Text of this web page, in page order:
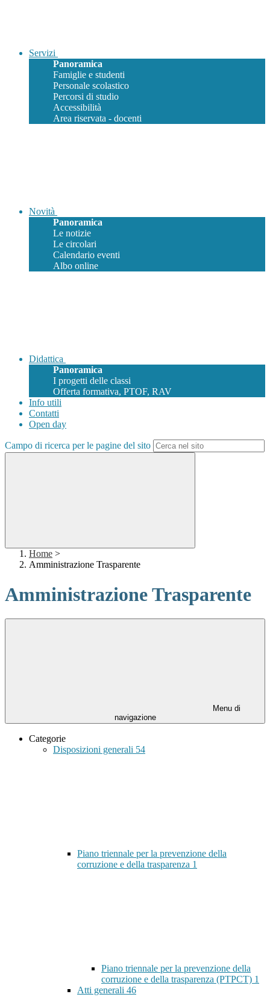
Servizi
Panoramica
Famiglie e studenti
Personale scolastico
Percorsi di studio
Accessibilità
Area riservata - docenti
Novità
Panoramica
Le notizie
Le circolari
Calendario eventi
Albo online
Didattica
Panoramica
I progetti delle classi
Offerta formativa, PTOF, RAV
Info utili
Contatti
Open day
Campo di ricerca per le pagine del sito
Home >
Amministrazione Trasparente
Amministrazione Trasparente
Menu di
navigazione
Categorie
Disposizioni generali 54
Piano triennale per la prevenzione della
corruzione e della trasparenza 1
Piano triennale per la prevenzione della
corruzione e della trasparenza (PTPCT) 1
Atti generali 46